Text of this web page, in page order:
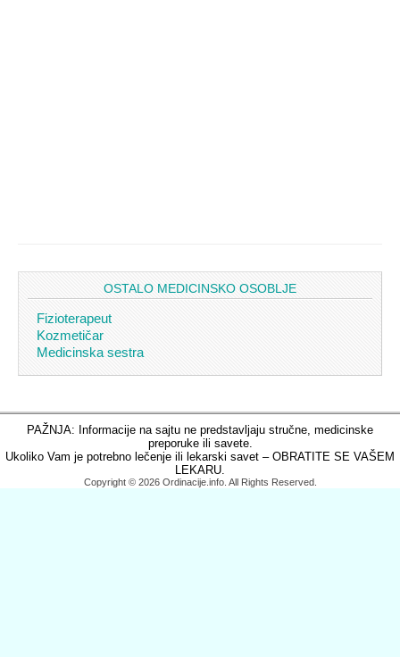
OSTALO MEDICINSKO OSOBLJE
Fizioterapeut
Kozmetičar
Medicinska sestra
PAŽNJA: Informacije na sajtu ne predstavljaju stručne, medicinske
preporuke ili savete.
Ukoliko Vam je potrebno lečenje ili lekarski savet – OBRATITE SE VAŠEM
LEKARU.
Copyright © 2026 Ordinacije.info. All Rights Reserved.